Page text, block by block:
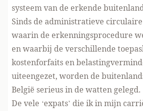
systeem van de erkende
Sinds de administratieve circulaire
waarin de erkenningsprocedure
en waarbij de verschillende
kostenforfaits en
uiteengezet, worden de
België serieus in de watten gelegd.
De vele ‘expats’ die ik in mijn